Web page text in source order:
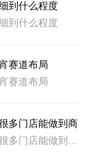
到什么程度
到什么程度
赛道布局
赛道布局
多门店能做到商
浆小白外卖代运营模式拆解：为什么很多门店能做到商圈靠前